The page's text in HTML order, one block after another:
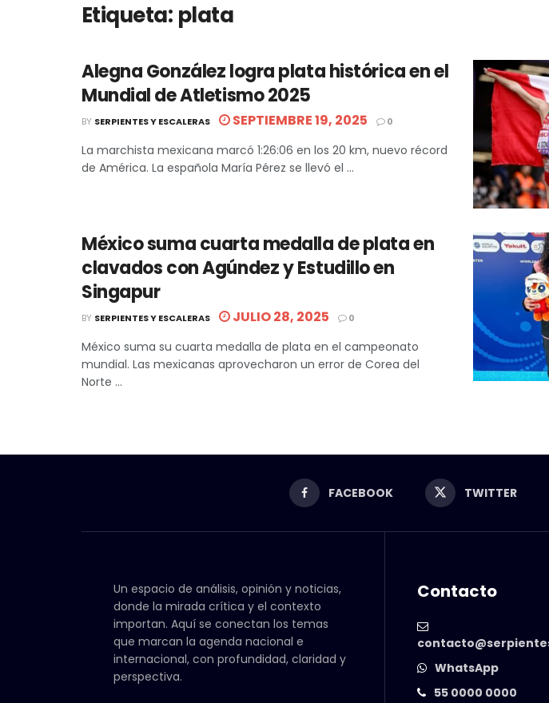
Etiqueta: plata
Alegna González logra plata histórica en el
Mundial de Atletismo 2025
BY SERPIENTES Y ESCALERAS SEPTIEMBRE 19, 2025 0
La marchista mexicana marcó 1:26:06 en los 20 km, nuevo récord
de América. La española María Pérez se llevó el ...
México suma cuarta medalla de plata en
clavados con Agúndez y Estudillo en
Singapur
BY SERPIENTES Y ESCALERAS JULIO 28, 2025 0
México suma su cuarta medalla de plata en el campeonato
mundial. Las mexicanas aprovecharon un error de Corea del
Norte ...
FACEBOOK TWITTER
Un espacio de análisis, opinión y noticias,
donde la mirada crítica y el contexto
importan. Aquí se conectan los temas
que marcan la agenda nacional e
internacional, con profundidad, claridad y
perspectiva.
Contacto
WhatsApp
55 0000 0000